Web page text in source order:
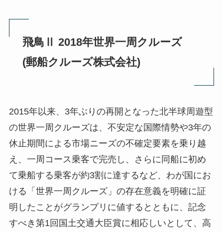
飛鳥Ⅱ 2018年世界一周クルーズ
(郵船クルーズ株式会社)
2015年以来、3年ぶりの再開となった北半球周遊型
の世界一周クルーズは、不安定な国際情勢や3年の
休止期間による市場ニーズの不確定要素を乗り越
え、一周コース乗客で完売し、さらに同船に初め
て乗船する乗客が約3割に達するなど、わが国にお
ける「世界一周クルーズ」の存在意義を明確に証
明したことがグランプリに値するとともに、記念
すべき第1回国土交通大臣賞に相応しいとして、高